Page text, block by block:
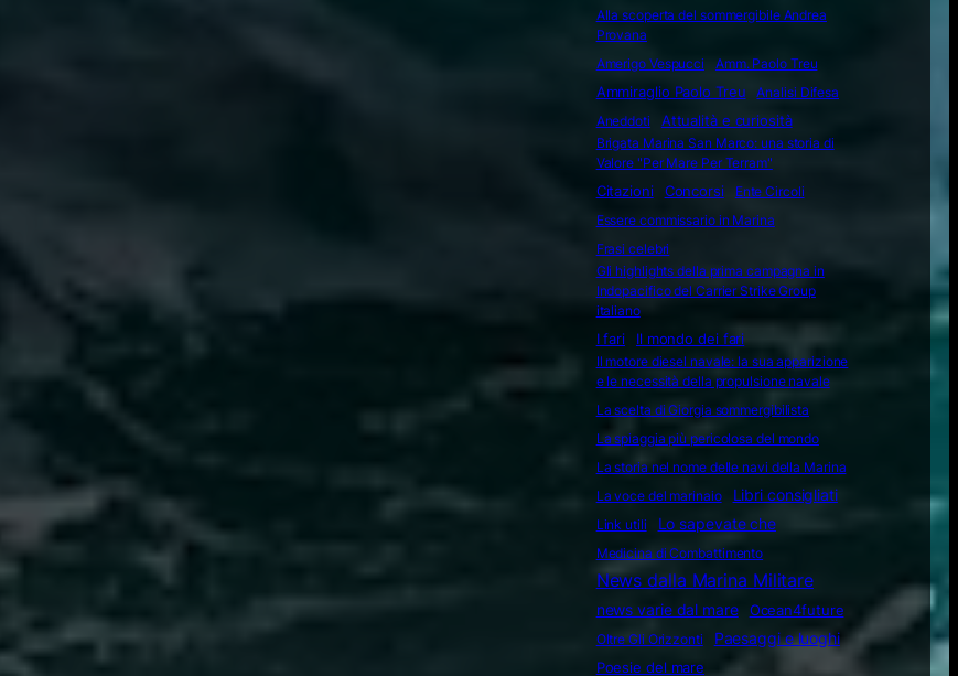
Alla scoperta del sommergibile Andrea
Provana
Amerigo Vespucci
Amm. Paolo Treu
Ammiraglio Paolo Treu
Analisi Difesa
Aneddoti
Attualità e curiosità
Brigata Marina San Marco: una storia di
Valore "Per Mare Per Terram"
Citazioni
Concorsi
Ente Circoli
Essere commissario in Marina
Frasi celebri
Gli highlights della prima campagna in
Indopacifico del Carrier Strike Group
italiano
I fari
Il mondo dei fari
Il motore diesel navale: la sua apparizione
e le necessità della propulsione navale
La scelta di Giorgia sommergibilista
La spiaggia più pericolosa del mondo
La storia nel nome delle navi della Marina
La voce del marinaio
Libri consigliati
Link utili Lo sapevate che
Medicina di Combattimento
News dalla Marina Militare
news varie dal mare Ocean4future
Oltre Gli Orizzonti
Paesaggi e luoghi
Poesie del mare